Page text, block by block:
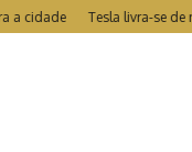
Tesla livra-se de recall